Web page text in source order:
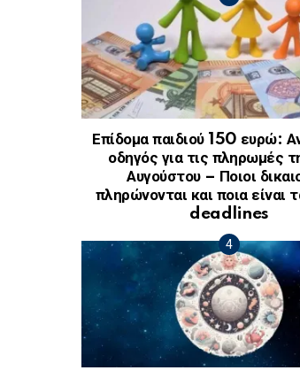
Επίδομα παιδιού 150 ευρώ:
οδηγός για τις πληρωμές
Αυγούστου – Ποιοι
πληρώνονται και ποια είναι
deadlines